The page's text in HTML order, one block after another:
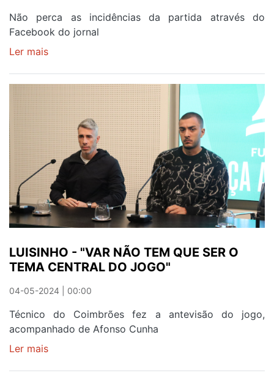
Não perca as incidências da partida através do
Facebook do jornal
Ler mais
TAÇA
AF
PORTO
É
HOJE
LUISINHO - "VAR NÃO TEM QUE SER O
TEMA CENTRAL DO JOGO"
04-05-2024 | 00:00
Técnico do Coimbrões fez a antevisão do jogo,
acompanhado de Afonso Cunha
Ler mais